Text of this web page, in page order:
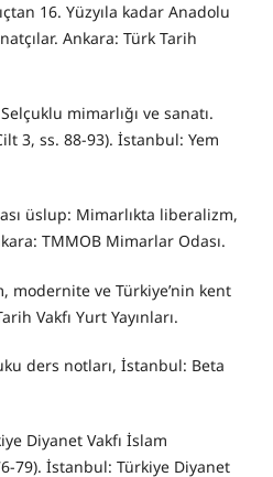
16. Yüzyıla kadar Anadolu
Ankara: Türk Tarih
mimarlığı ve sanatı.
3, ss. 88-93). İstanbul: Yem
üslup: Mimarlıkta liberalizm,
TMMOB Mimarlar Odası.
modernite ve Türkiye’nin kent
Vakfı Yurt Yayınları.
ders notları, İstanbul: Beta
Diyanet Vakfı İslam
79). İstanbul: Türkiye Diyanet